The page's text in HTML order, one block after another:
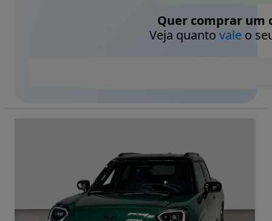
Quer comprar um
Veja quanto valeo